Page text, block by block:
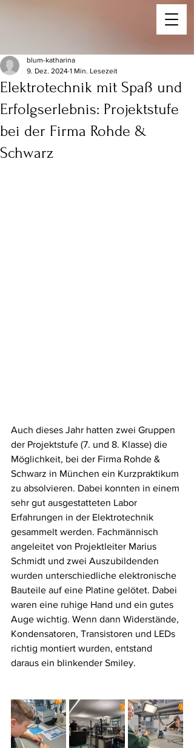
Elektrotechnik mit Spaß und
Erfolgserlebnis: Projektstufe
bei der Firma Rohde &
Schwarz
blum-katharina
9. Dez. 2024 1 Min. Lesezeit
Auch dieses Jahr hatten zwei Gruppen
der Projektstufe (7. und 8. Klasse) die
Möglichkeit, bei der Firma Rohde &
Schwarz in München ein Kurzpraktikum
zu absolvieren. Dabei konnten in einem
sehr gut ausgestatteten Labor
Erfahrungen in der Elektrotechnik
gesammelt werden. Fachmännisch
angeleitet von Projektleiter Marius
Schmidt und zwei Auszubildenden
wurden unterschiedliche elektronische
Bauteile auf eine Platine gelötet. Dabei
waren eine ruhige Hand und ein gutes
Auge wichtig. Wenn dann Widerstände,
Kondensatoren, Transistoren und LEDs
richtig montiert wurden, entstand
daraus ein blinkender Smiley.